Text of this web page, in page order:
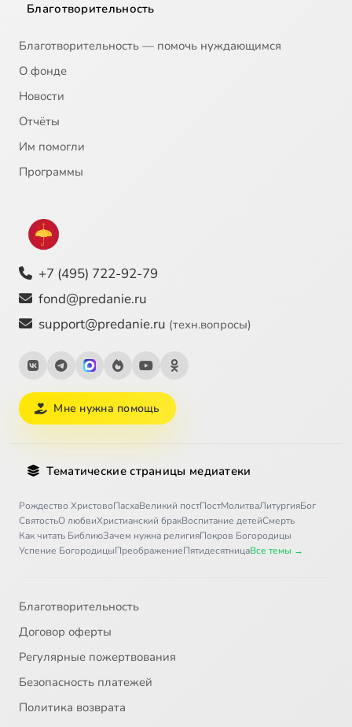
Благотворительность
Благотворительность — помочь нуждающимся
О фонде
Новости
Отчёты
Им помогли
Программы
+7 (495) 722-92-79
fond@predanie.ru
support@predanie.ru (техн.вопросы)
Мне нужна помощь
Тематические страницы медиатеки
Рождество ХристовоПасхаВеликий постПостМолитваЛитургияБог
СвятостьО любвиХристианский бракВоспитание детейСмерть
Как читать БиблиюЗачем нужна религияПокров Богородицы
Успение БогородицыПреображениеПятидесятницаВсе темы →
Благотворительность
Договор оферты
Регулярные пожертвования
Безопасность платежей
Политика возврата